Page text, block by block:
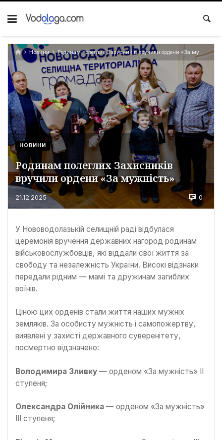
Новини Родинам полеглих Захисників вручили ордени «За мужність»
НОВИНИ
Родинам полеглих Захисників
вручили ордени «За мужність»
21.12.2025 0
У Нововодолазькій селищній раді відбулася
церемонія вручення державних нагород родинам
військовослужбовців, які віддали свої життя за
свободу та незалежність України. Високі відзнаки
передали рідним — мамі та дружинам загиблих
воїнів.
​Ціною цих орденів стали життя наших мужніх
земляків. За особисту мужність і самопожертву,
виявлені у захисті державного суверенітету,
посмертно відзначено:
Володимира Зливку — орденом «За мужність» ІІ
ступеня;
Олександра Олійника — орденом «За мужність»
ІІІ ступеня;